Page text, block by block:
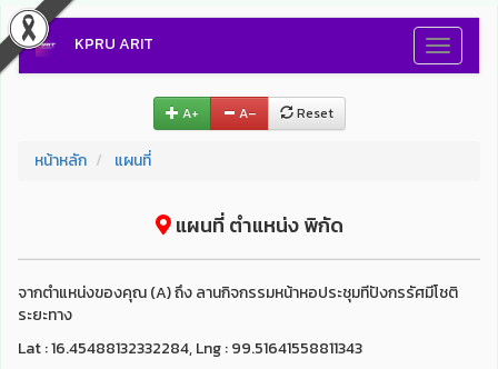
Toggle
KPRU ARIT
A+ A– Reset
หน้าหลัก แผนที่
แผนที่ ตำแหน่ง พิกัด
จากตำแหน่งของคุณ (A) ถึง ลานกิจกรรมหน้าหอประชุมทีปังกรรัศมีโชติ
ระยะทาง
Lat : 16.45488132332284, Lng : 99.51641558811343